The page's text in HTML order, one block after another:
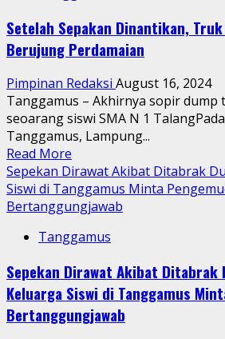
di
Tanggamus
Pacarnya
Setelah Sepakan Dinantikan,
Berujung Perdamaian
Pimpinan Redaksi August 16, 2024
Tanggamus – Akhirnya sopir dump
seoarang siswi SMA N 1
Tanggamus, Lampung...
Read More
more
about
Setelah
Dinantikan,
Tabrak
Siswi
Berujung
Perdamaian
Sepekan Dirawat Akibat Ditabrak
Siswi di Tanggamus Minta
Bertanggungjawab
Tanggamus
Sepekan Dirawat Akibat Ditabrak
Keluarga Siswi di Tanggamus
Bertanggungjawab